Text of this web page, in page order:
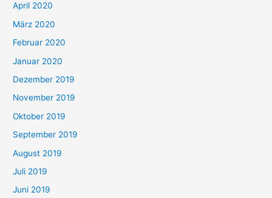
April 2020
März 2020
Februar 2020
Januar 2020
Dezember 2019
November 2019
Oktober 2019
September 2019
August 2019
Juli 2019
Juni 2019